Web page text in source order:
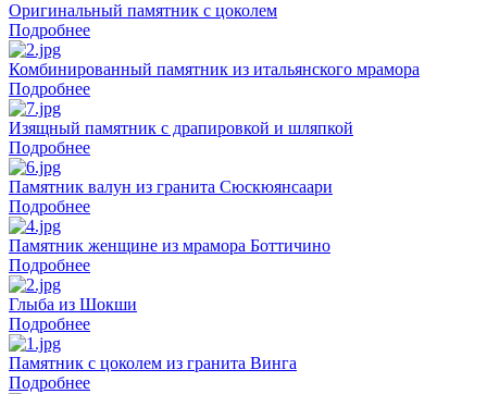
Оригинальный памятник с цоколем
Подробнее
Комбинированный памятник из итальянского мрамора
Подробнее
Изящный памятник с драпировкой и шляпкой
Подробнее
Памятник валун из гранита Сюскюянсаари
Подробнее
Памятник женщине из мрамора Боттичино
Подробнее
Глыба из Шокши
Подробнее
Памятник с цоколем из гранита Винга
Подробнее